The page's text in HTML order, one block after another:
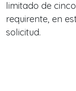
limitado de
requirente, en
solicitud.